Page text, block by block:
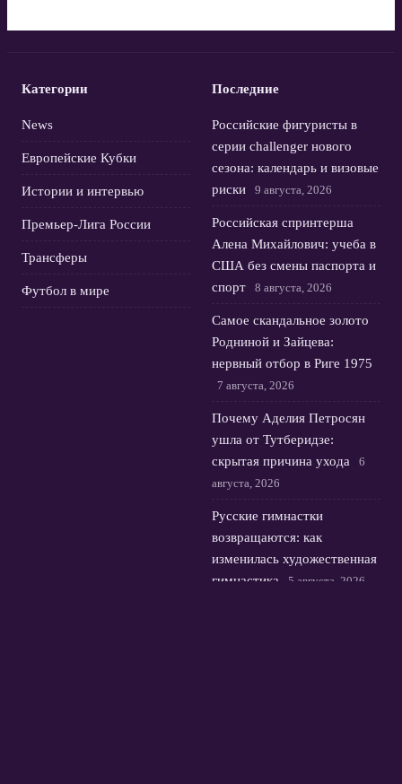
Категории
News
Европейские Кубки
Истории и интервью
Премьер-Лига России
Трансферы
Футбол в мире
Последние
Российские фигуристы в
серии challenger нового
сезона: календарь и визовые
риски
9 августа, 2026
Российская спринтерша
Алена Михайлович: учеба в
США без смены паспорта и
спорт
8 августа, 2026
Самое скандальное золото
Родниной и Зайцева:
нервный отбор в Риге 1975
7 августа, 2026
Почему Аделия Петросян
ушла от Тутберидзе:
скрытая причина ухода
6
августа, 2026
Русские гимнастки
возвращаются: как
изменилась художественная
гимнастика
5 августа, 2026